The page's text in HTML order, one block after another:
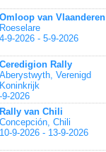
Omloop van Vlaanderen
Roeselare
4-9-2026 - 5-9-2026
Ceredigion Rally
Aberystwyth, Verenigd
Koninkrijk
2026
Rally van Chili
Concepción, Chili
10-9-2026 - 13-9-2026